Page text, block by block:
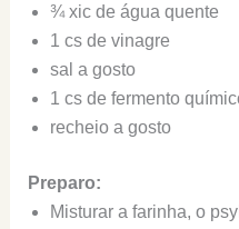
¾ xic de água quente
1 cs de vinagre
sal a gosto
1 cs de fermento
recheio a gosto
Preparo:
Misturar a farinha, o